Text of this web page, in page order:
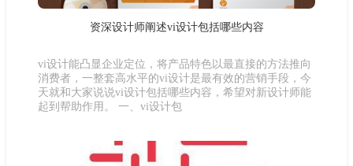
资深设计师阐述vi设计包括哪些内容
vi设计能凸显企业定位，将产品特色以最直接的方法推向
消费者，一整套高水平的vi设计是最有效的营销手段，今
天就和大家说说vi设计包括哪些内容，希望对新设计师能
起到帮助作用。 一、vi设计包